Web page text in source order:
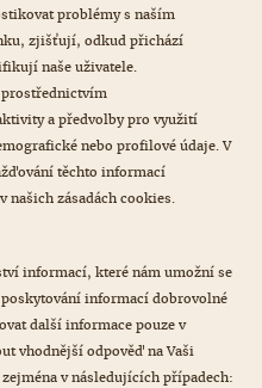
problémy s naším
zjišťují, odkud přichází
naše uživatele.
prostřednictvím
a předvolby pro využití
nebo profilové údaje. V
těchto informací
našich zásadách cookies.
informací, které nám umožní se
poskytování informací dobrovolné
další informace pouze v
vhodnější odpověď na Vaši
v následujících případech: